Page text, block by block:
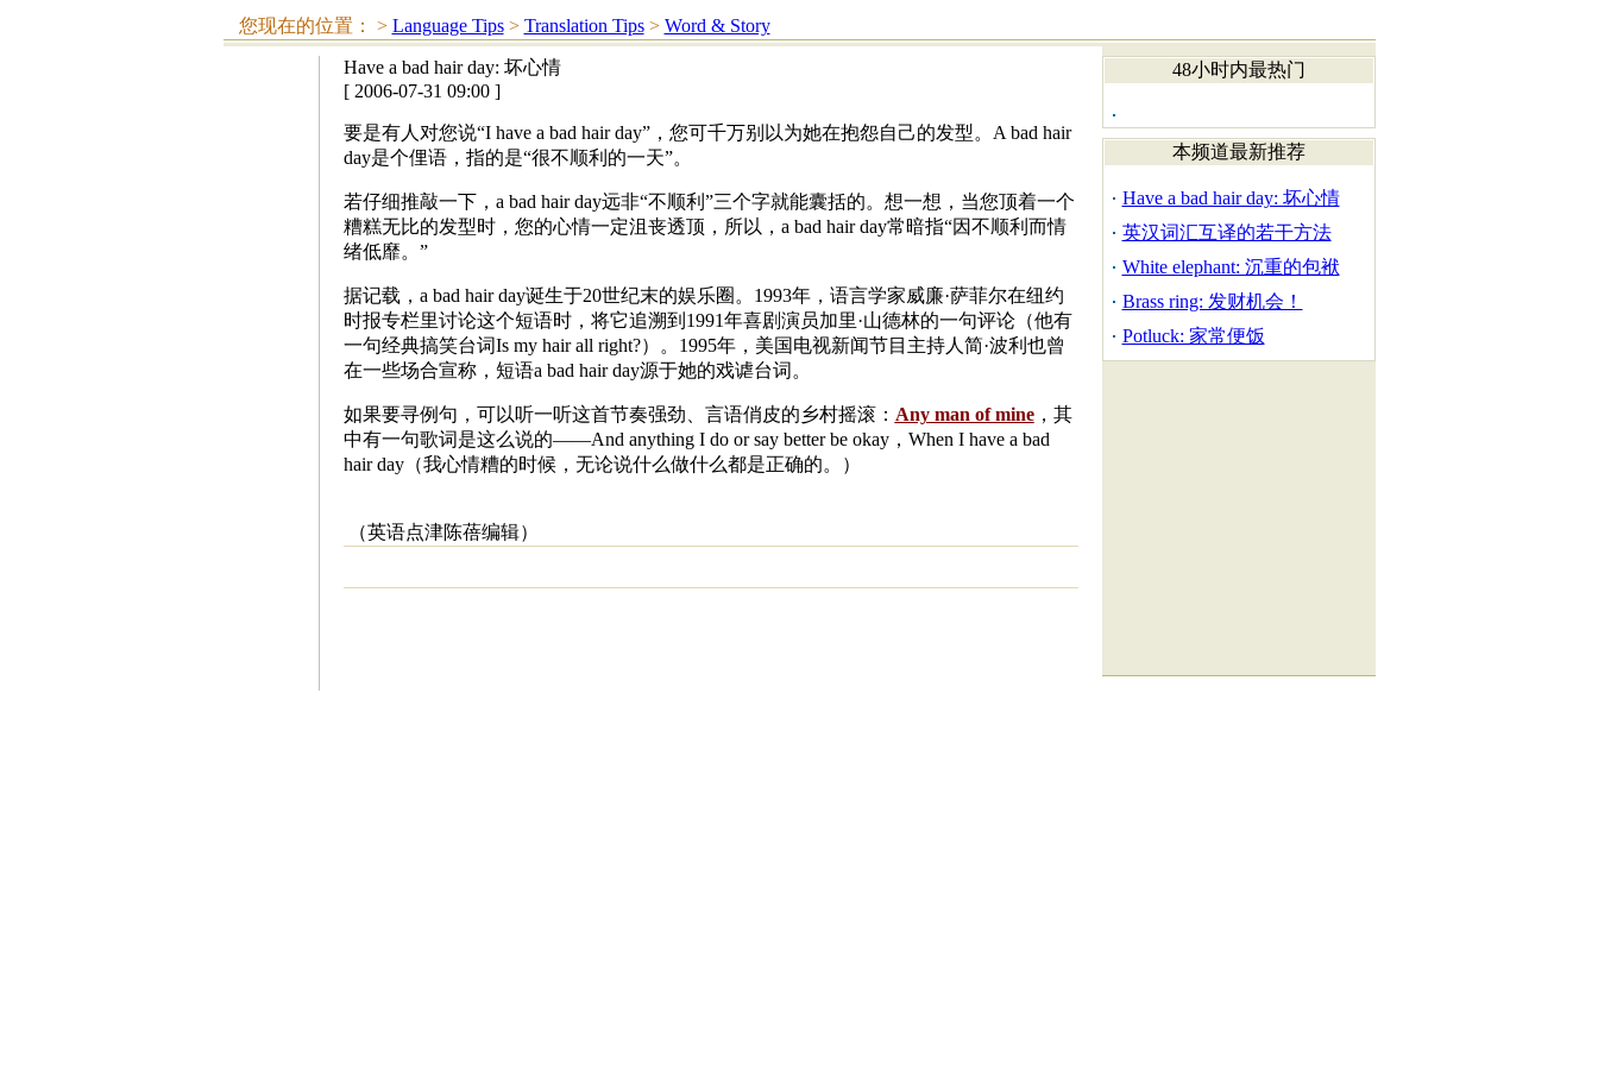
您现在的位置： > Language Tips> Translation Tips> Word & Story
Have a bad hair day: 坏心情
[ 2006-07-31 09:00 ]
要是有人对您说“I have a bad hair day”，您可千万别以为她在抱怨自己的发型。A bad hair
day是个俚语，指的是“很不顺利的一天”。
若仔细推敲一下，a bad hair day远非“不顺利”三个字就能囊括的。想一想，当您顶着一个
糟糕无比的发型时，您的心情一定沮丧透顶，所以，a bad hair day常暗指“因不顺利而情
绪低靡。”
据记载，a bad hair day诞生于20世纪末的娱乐圈。1993年，语言学家威廉·萨菲尔在纽约
时报专栏里讨论这个短语时，将它追溯到1991年喜剧演员加里·山德林的一句评论（他有
一句经典搞笑台词Is my hair all right?）。1995年，美国电视新闻节目主持人简·波利也曾
在一些场合宣称，短语a bad hair day源于她的戏谑台词。
如果要寻例句，可以听一听这首节奏强劲、言语俏皮的乡村摇滚： Any man of mine，其
中有一句歌词是这么说的——And anything I do or say better be okay，When I have a bad
hair day（我心情糟的时候，无论说什么做什么都是正确的。）
（英语点津陈蓓编辑）
48小时内最热门
本频道最新推荐
Have a bad hair day: 坏心情
英汉词汇互译的若干方法
White elephant: 沉重的包袱
Brass ring: 发财机会！
Potluck: 家常便饭